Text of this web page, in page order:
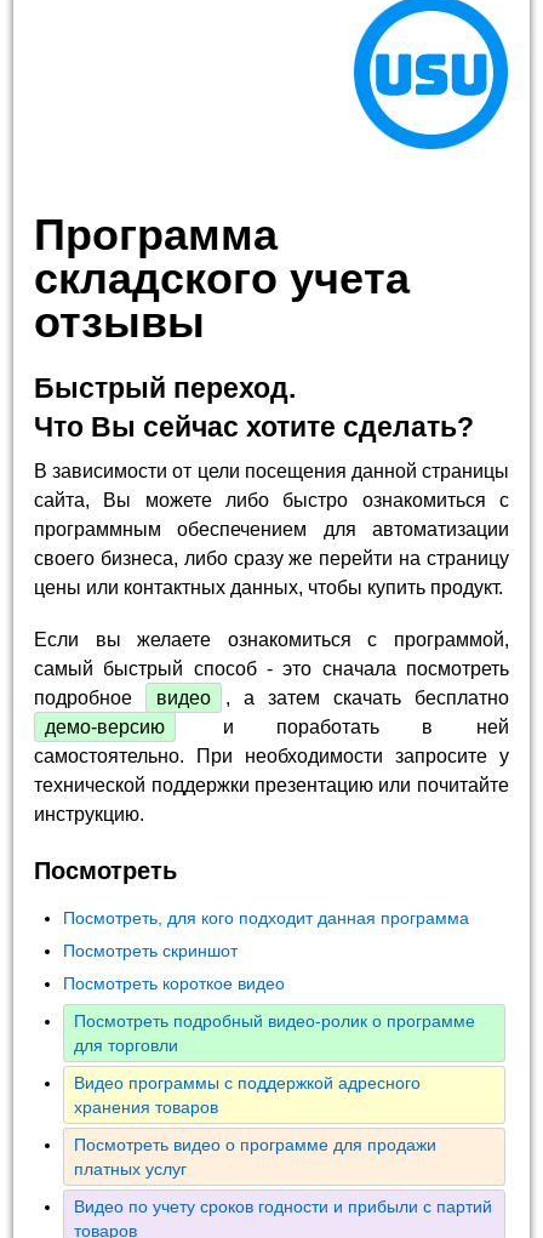
Программа
складского учета
отзывы
Быстрый переход.
Что Вы сейчас хотите сделать?
В зависимости от цели посещения данной страницы
сайта, Вы можете либо быстро ознакомиться с
программным обеспечением для автоматизации
своего бизнеса, либо сразу же перейти на страницу
цены или контактных данных, чтобы купить продукт.
Если вы желаете ознакомиться с программой,
самый быстрый способ - это сначала посмотреть
подробное
видео
, а затем скачать бесплатно
демо-версию
и поработать в ней
самостоятельно. При необходимости запросите у
технической поддержки презентацию или почитайте
инструкцию.
Посмотреть
Посмотреть, для кого подходит данная программа
Посмотреть скриншот
Посмотреть короткое видео
Посмотреть подробный видео-ролик о программе
для торговли
Видео программы с поддержкой адресного
хранения товаров
Посмотреть видео о программе для продажи
платных услуг
Видео по учету сроков годности и прибыли с партий
товаров